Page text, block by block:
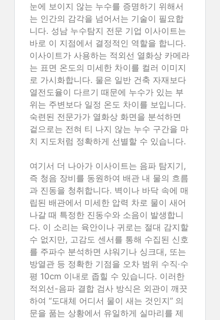
눈에 보이지 않는 누수를 증명하기 위해서
는 인간의 감각을 넘어서는 기술이 필요합
니다. 성남 누수탐지 전문 기업 이사이트는
바로 이 지점에서 결정적인 역할을 합니다.
이사이트가 사용하는 적외선 열화상 카메라
는 표면 온도의 미세한 차이를 컬러 이미지
로 가시화합니다. 물은 일반 건축 자재보다
열전도율이 다르기 때문에 누수가 있는 부
위는 주변보다 일정 온도 차이를 보입니다.
숙련된 전문가가 열화상 화면을 분석하면
겉으로는 전혀 티 나지 않는 누수 구간을 마
치 지도처럼 정확하게 선별할 수 있습니다.
여기서 더 나아가 이사이트는 음파 탐지기,
즉 청음 장비를 동원하여 배관 내 물의 흐름
과 진동을 청취합니다. 벽이나 바닥 속에 매
립된 배관에서 미세한 압력 차로 물이 새어
나갈 때 특정한 진동수와 소음이 발생합니
다. 이 소리는 육안이나 귀로는 절대 감지할
수 없지만, 고감도 센서를 통해 수집된 신호
를 주파수 분석하면 샤워기나 싱크대, 또는
방열관 등 정확한 기점을 오차 범위 수직·수
평 10cm 이내로 좁힐 수 있습니다. 이러한
적외선-음파 결합 검사 방식은 외관이 깨끗
하여 “도대체 어디서 물이 새는 것인지” 의
문을 품는 상황에서 유일하게 실마리를 제